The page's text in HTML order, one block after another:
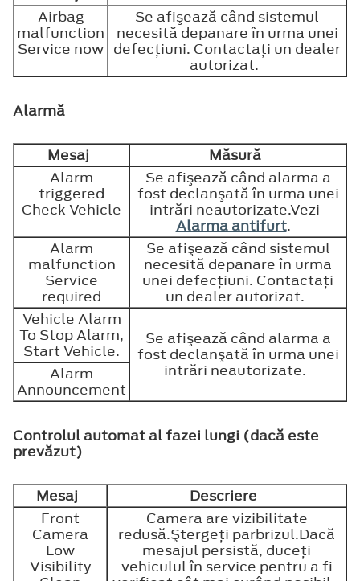
Airbag
malfunction
Service now
Se afişează când sistemul
necesită depanare în urma unei
defecţiuni. Contactaţi un dealer
autorizat.
Alarmă
Mesaj
Măsură
Alarm
triggered
Check Vehicle
Se afişează când alarma a
fost declanşată în urma unei
intrări neautorizate.Vezi
Alarma antifurt.
Alarm
malfunction
Service
required
Se afişează când sistemul
necesită depanare în urma
unei defecţiuni. Contactaţi
un dealer autorizat.
Vehicle Alarm
To Stop Alarm,
Start Vehicle.
Se afişează când alarma a
fost declanşată în urma unei
intrări neautorizate.
Alarm
Announcement
Controlul automat al fazei lungi (dacă este
prevăzut)
Mesaj
Descriere
Front
Camera
Low
Visibility
Camera are vizibilitate
redusă.Ştergeţi parbrizul.Dacă
mesajul persistă, duceţi
vehiculul în service pentru a fi